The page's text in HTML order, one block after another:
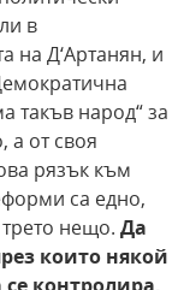
в
на Д‘Артанян, и
такъв народ“ за
а от своя
рязък към
са едно,
трето нещо. Да
които някой